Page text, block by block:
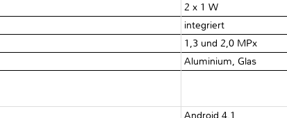
2 x 1 W
integriert
1,3 und 2,0 MPx
Aluminium, Glas
Android 4.1